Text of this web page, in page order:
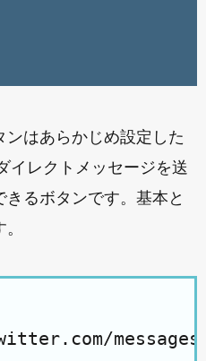
ンはあらかじめ設定した
イレクトメッセージを送
るボタンです。基本と
messages/